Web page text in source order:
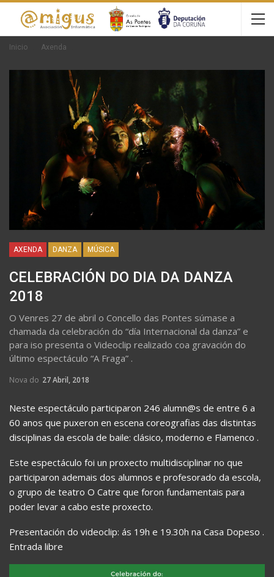
Inicio Axenda
AXENDA DANZA MÚSICA
CELEBRACIÓN DO DIA DA DANZA
2018
O Venres 27 de abril o Concello das Pontes súmase a
chamada da celebración do “día Internacional da danza” e
para iso presenta o Videoclip realizado coa gravación do
último espectáculo “A Fraga” .
Nova do 27 Abril, 2018
Neste espectáculo participaron 246 alumn@s de entre 6 a
60 anos que puxeron en escena coreografias das distintas
disciplinas da escola de baile: clásico, moderno e Flamenco .
Este espectáculo foi un proxecto multidisciplinar no que
participaron ademais dos alumnos e profesorado da escola,
o grupo de teatro O Catre que foron fundamentais para
poder levar a cabo este proxecto.
Presentación do videoclip: ás 19h e 19.30h na Casa Dopeso .
Entrada libre